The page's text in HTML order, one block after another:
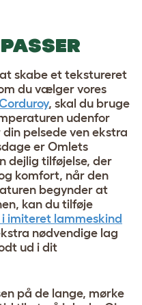
skabe et tekstureret
du vælger vores
, skal du bruge
udenfor
pelsede ven ekstra
er Omlets
dejlig tilføjelse, der
komfort, når den
begynder at
kan du tilføje
imiteret lammeskind
nødvendige lag
ud i dit
på de lange, mørke